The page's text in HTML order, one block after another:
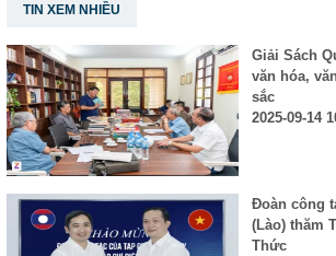
TIN XEM NHIỀU
Giải Sách
văn hóa,
sắc
2025-09-14
Đoàn công
(Lào) thăm
Thức